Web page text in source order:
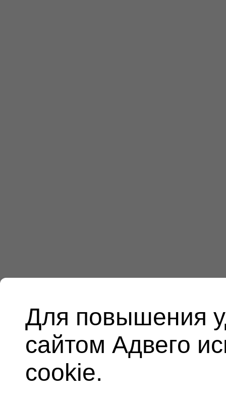
Для повышения
сайтом Адвего
cookie.